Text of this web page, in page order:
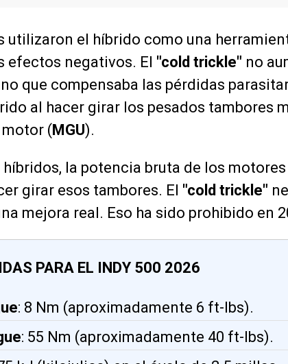
utilizaron el híbrido como una
efectos negativos. El "cold trickle" no
que compensaba las pérdidas
al hacer girar los pesados tambores
(MGU).
la potencia bruta de los motores
girar esos tambores. El "cold trickle"
mejora real. Eso ha sido prohibido en
PARA EL INDY 500 2026
: 8 Nm (aproximadamente 6 ft-lbs).
: 55 Nm (aproximadamente 40 ft-lbs).